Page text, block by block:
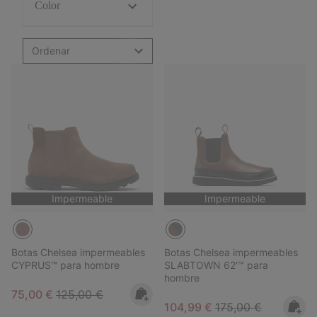
Color
Ordenar
Impermeable
Botas Chelsea impermeables
CYPRUS™ para hombre
Sale price:
75,00 € Regular price:
125,00 €
Impermeable
Botas Chelsea impermeables
SLABTOWN 62'™ para
hombre
Sale price:
104,99 € Regular price:
175,00 €